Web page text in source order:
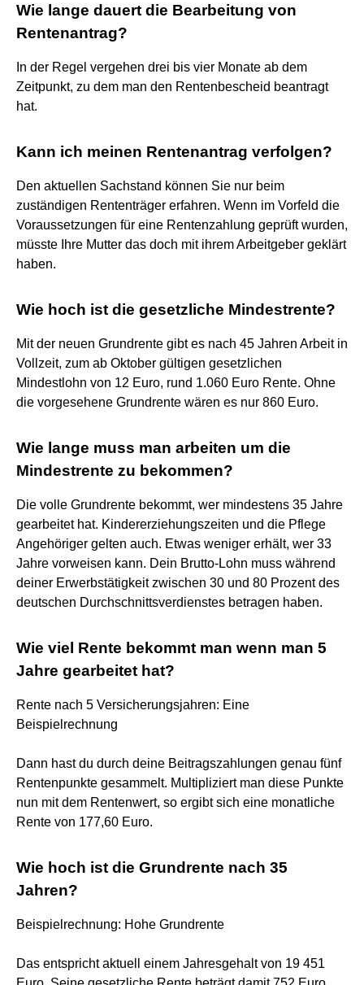
Wie lange dauert die Bearbeitung von
Rentenantrag?
In der Regel vergehen drei bis vier Monate ab dem
Zeitpunkt, zu dem man den Rentenbescheid beantragt
hat.
Kann ich meinen Rentenantrag verfolgen?
Den aktuellen Sachstand können Sie nur beim
zuständigen Rententräger erfahren. Wenn im Vorfeld die
Voraussetzungen für eine Rentenzahlung geprüft wurden,
müsste Ihre Mutter das doch mit ihrem Arbeitgeber geklärt
haben.
Wie hoch ist die gesetzliche Mindestrente?
Mit der neuen Grundrente gibt es nach 45 Jahren Arbeit in
Vollzeit, zum ab Oktober gültigen gesetzlichen
Mindestlohn von 12 Euro, rund 1.060 Euro Rente. Ohne
die vorgesehene Grundrente wären es nur 860 Euro.
Wie lange muss man arbeiten um die
Mindestrente zu bekommen?
Die volle Grundrente bekommt, wer mindestens 35 Jahre
gearbeitet hat. Kindererziehungszeiten und die Pflege
Angehöriger gelten auch. Etwas weniger erhält, wer 33
Jahre vorweisen kann. Dein Brutto-Lohn muss während
deiner Erwerbstätigkeit zwischen 30 und 80 Prozent des
deutschen Durchschnittsverdienstes betragen haben.
Wie viel Rente bekommt man wenn man 5
Jahre gearbeitet hat?
Rente nach 5 Versicherungsjahren: Eine
Beispielrechnung
Dann hast du durch deine Beitragszahlungen genau fünf
Rentenpunkte gesammelt. Multipliziert man diese Punkte
nun mit dem Rentenwert, so ergibt sich eine monatliche
Rente von 177,60 Euro.
Wie hoch ist die Grundrente nach 35
Jahren?
Beispielrechnung: Hohe Grundrente
Das entspricht aktuell einem Jahresgehalt von 19 451